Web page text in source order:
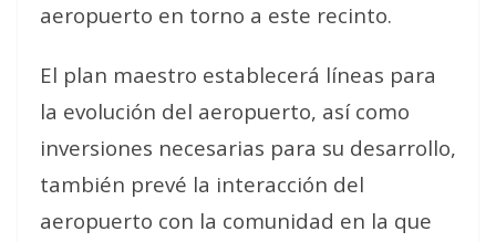
aeropuerto en torno a este recinto.
El plan maestro establecerá líneas para
la evolución del aeropuerto, así como
inversiones necesarias para su desarrollo,
también prevé la interacción del
aeropuerto con la comunidad en la que